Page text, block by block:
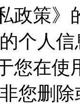
政策
个人
您在
您删